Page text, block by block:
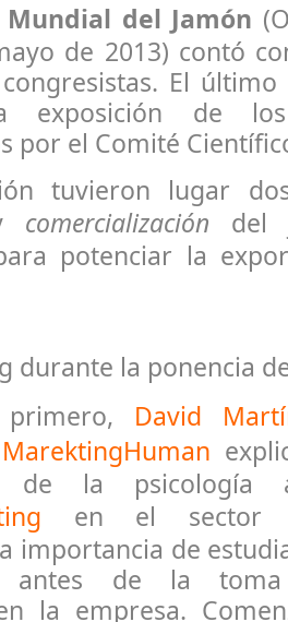
Mundial del Jamón
de 2013) contó
El
exposición de
por el Comité
tuvieron lugar
comercialización del
potenciar la
durante la ponencia
David
MarektingHuman
de la psicología
en el sector
importancia de
antes de la
la empresa.